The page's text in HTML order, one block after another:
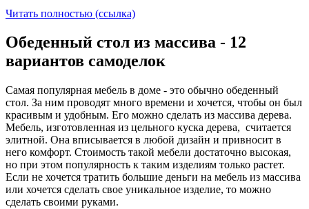
Читать полностью (ссылка)
Обеденный стол из массива - 12
вариантов самоделок
Самая популярная мебель в доме - это обычно обеденный
стол. За ним проводят много времени и хочется, чтобы он был
красивым и удобным. Его можно сделать из массива дерева.
Мебель, изготовленная из цельного куска дерева, считается
элитной. Она вписывается в любой дизайн и привносит в
него комфорт. Стоимость такой мебели достаточно высокая,
но при этом популярность к таким изделиям только растет.
Если не хочется тратить большие деньги на мебель из массива
или хочется сделать свое уникальное изделие, то можно
сделать своими руками.